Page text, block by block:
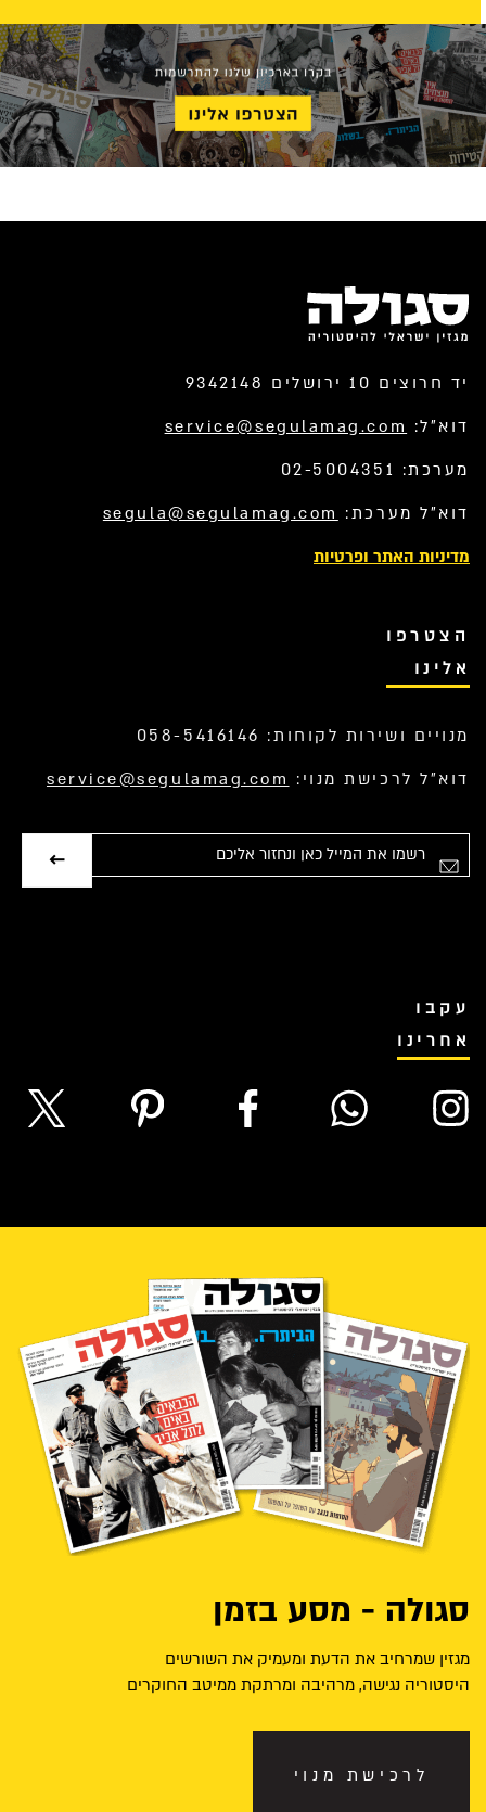
יד חרוצים 10 ירושלים 9342148
דוא”ל: service@segulamag.com
מערכת: 02-5004351
דוא”ל מערכת: segula@segulamag.com
מדיניות האתר ופרטיות
הצטרפו
אלינו
מנויים ושירות לקוחות: 058-5416146
דוא”ל לרכישת מנוי: service@segulamag.com
עקבו
אחרינו
סגולה - מסע בזמן
מגזין שמרחיב את הדעת ומעמיק את השורשים
היסטוריה נגישה, מרהיבה ומרתקת ממיטב החוקרים
לרכישת מנוי